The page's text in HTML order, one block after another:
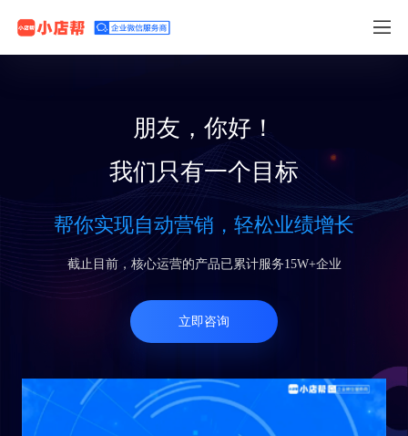
朋友，你好！
我们只有一个目标
帮你实现自动营销，轻松业绩增长
截止目前，核心运营的产品已累计服务15W+企业
立即咨询